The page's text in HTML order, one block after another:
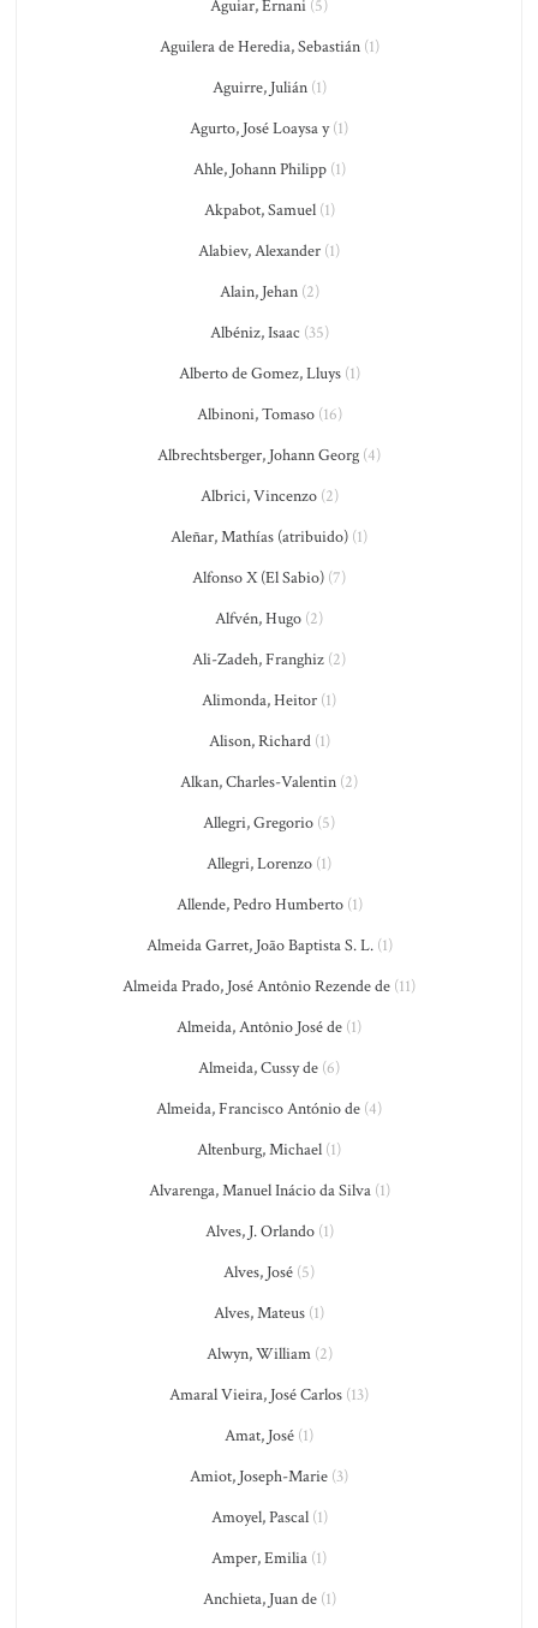
Aguiar, Ernani (5)
Aguilera de Heredia, Sebastián(1)
Aguirre, Julián(1)
Agurto, José Loaysa y(1)
Ahle, Johann Philipp(1)
Akpabot, Samuel(1)
Alabiev, Alexander (1)
Alain, Jehan(2)
Albéniz, Isaac (35)
Alberto de Gomez, Lluys(1)
Albinoni, Tomaso(16)
Albrechtsberger, Johann Georg (4)
Albrici, Vincenzo(2)
Aleñar, Mathías (atribuido) (1)
Alfonso X (El Sabio) (7)
Alfvén, Hugo (2)
Ali-Zadeh, Franghiz (2)
Alimonda, Heitor (1)
Alison, Richard(1)
Alkan, Charles-Valentin (2)
Allegri, Gregorio (5)
Allegri, Lorenzo (1)
Allende, Pedro Humberto(1)
Almeida Garret, João Baptista S. L.(1)
Almeida Prado, José Antônio Rezende de (11)
Almeida, Antônio José de (1)
Almeida, Cussy de (6)
Almeida, Francisco António de (4)
Altenburg, Michael (1)
Alvarenga, Manuel Inácio da Silva(1)
Alves, J. Orlando(1)
Alves, José (5)
Alves, Mateus (1)
Alwyn, William(2)
Amaral Vieira, José Carlos (13)
Amat, José (1)
Amiot, Joseph-Marie (3)
Amoyel, Pascal(1)
Amper, Emilia (1)
Anchieta, Juan de(1)